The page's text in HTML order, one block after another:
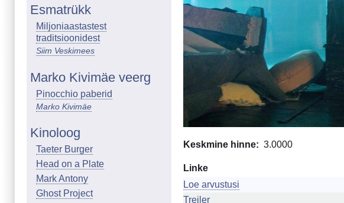
Esmatrükk
Miljoniaastastest
traditsioonidest
Siim Veskimees
Marko Kivimäe veerg
Pinocchio paberid
Marko Kivimäe
Kinoloog
Taeter Burger
Head on a Plate
Mark Antony
Ghost Project
Keskmine hinne 3.0000
Linke
Loe arvustusi
Treiler